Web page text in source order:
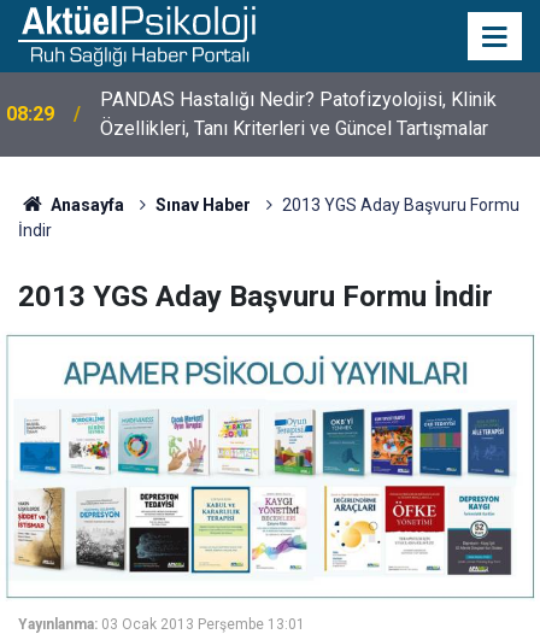
08:29
PANDAS Hastalığı Nedir? Patofizyolojisi, Klinik
Özellikleri, Tanı Kriterleri ve Güncel Tartışmalar
10:30
10 Mayıs Psikologlar Günü Nasıl Ortaya Çıktı? 10
Mayıs Tarihinin Hikayesi
Anasayfa Sınav Haber
2013 YGS Aday Başvuru Formu
İndir
2013 YGS Aday Başvuru Formu İndir
Yayınlanma: 03 Ocak 2013 Perşembe 13:01